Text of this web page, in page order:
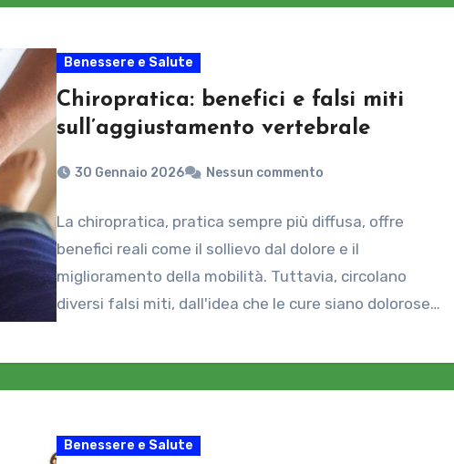
Benessere e Salute
Chiropratica: benefici e falsi miti
sull’aggiustamento vertebrale
30 Gennaio 2026 Nessun commento
La chiropratica, pratica sempre più diffusa, offre
benefici reali come il sollievo dal dolore e il
miglioramento della mobilità. Tuttavia, circolano
diversi falsi miti, dall'idea che le cure siano dolorose…
Benessere e Salute